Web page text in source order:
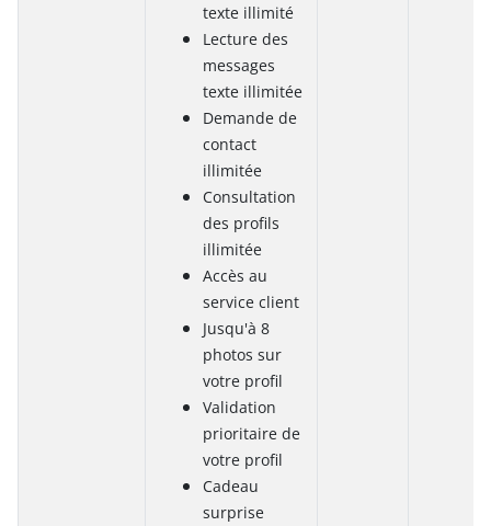
texte illimité
Lecture des
messages
texte illimitée
Demande de
contact
illimitée
Consultation
des profils
illimitée
Accès au
service client
Jusqu'à 8
photos sur
votre profil
Validation
prioritaire de
votre profil
Cadeau
surprise